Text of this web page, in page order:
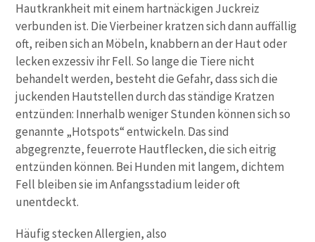
Hautkrankheit mit einem hartnäckigen Juckreiz
verbunden ist. Die Vierbeiner kratzen sich dann auffällig
oft, reiben sich an Möbeln, knabbern an der Haut oder
lecken exzessiv ihr Fell. So lange die Tiere nicht
behandelt werden, besteht die Gefahr, dass sich die
juckenden Hautstellen durch das ständige Kratzen
entzünden: Innerhalb weniger Stunden können sich so
genannte „Hotspots“ entwickeln. Das sind
abgegrenzte, feuerrote Hautflecken, die sich eitrig
entzünden können. Bei Hunden mit langem, dichtem
Fell bleiben sie im Anfangsstadium leider oft
unentdeckt.
Häufig stecken Allergien, also